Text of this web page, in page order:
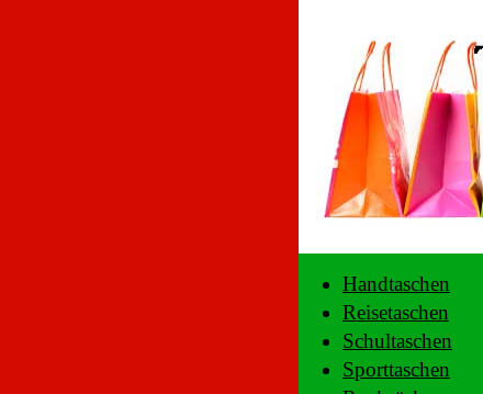
Handtaschen
Reisetaschen
Schultaschen
Sporttaschen